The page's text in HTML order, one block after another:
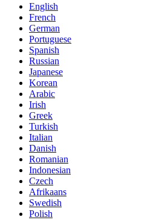
English
French
German
Portuguese
Spanish
Russian
Japanese
Korean
Arabic
Irish
Greek
Turkish
Italian
Danish
Romanian
Indonesian
Czech
Afrikaans
Swedish
Polish